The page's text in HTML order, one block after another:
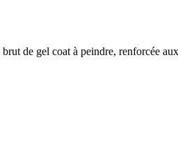
de gel coat à peindre, renforcée